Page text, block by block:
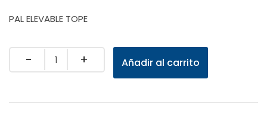
PAL ELEVABLE TOPE
Quantity Añadir al carrito